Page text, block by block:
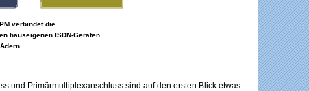
verbindet die
hauseigenen ISDN-Geräten.
und Primärmultiplexanschluss sind auf den ersten Blick etwas